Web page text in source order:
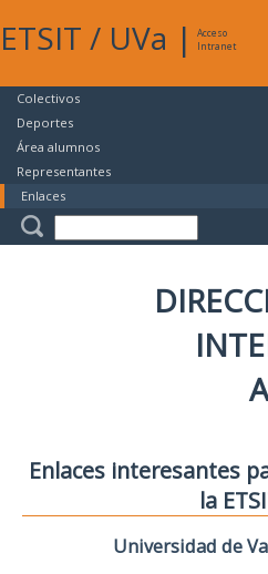
ETSIT / UVa |
Acceso
Intranet
Colectivos
Deportes
Área alumnos
Representantes
Enlaces
Enlaces interesantes
la
Universidad de